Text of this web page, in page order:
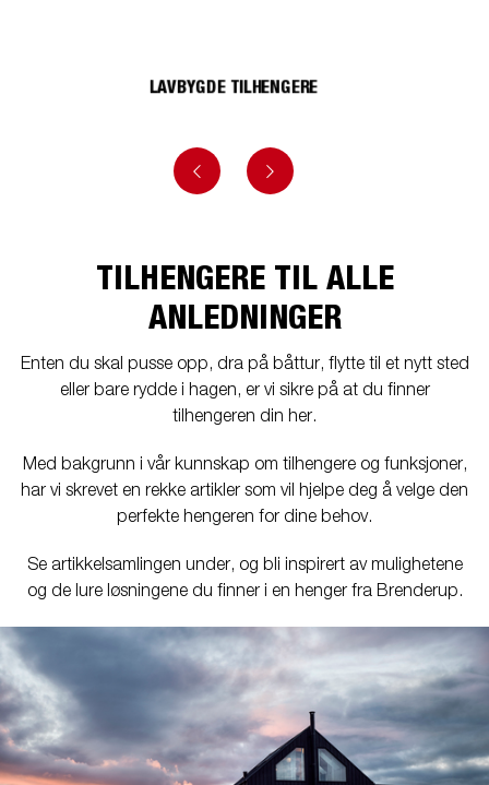
LAVBYGDE TILHENGERE
TILHENGERE TIL ALLE
ANLEDNINGER
Enten du skal pusse opp, dra på båttur, flytte til et nytt sted
eller bare rydde i hagen, er vi sikre på at du finner
tilhengeren din her.
Med bakgrunn i vår kunnskap om tilhengere og funksjoner,
har vi skrevet en rekke artikler som vil hjelpe deg å velge den
perfekte hengeren for dine behov.
Se artikkelsamlingen under, og bli inspirert av mulighetene
og de lure løsningene du finner i en henger fra Brenderup.